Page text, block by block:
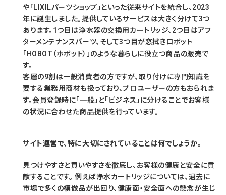
や「LIXILパーツショップ」といった従来サイトを統合し、2023
年に誕生しました。提供しているサービスは大きく分けて3つ
あります。1つ目は浄水器の交換用カートリッジ、2つ目はアフ
ターメンテナンスパーツ、そして3つ目が窓拭きロボット
「HOBOT（ホボット）」のような暮らしに役立つ商品の販売で
す。
客層の9割は一般消費者の方ですが、取り付けに専門知識を
要する業務用商材も扱っており、プロユーザーの方もおられま
す。会員登録時に「一般」と「ビジネス」に分けることでお客様
の状況に合わせた商品提供を行っています。
サイト運営で、特に大切にされていることは何でしょうか。
見つけやすさと買いやすさを徹底し、お客様の健康と安全に貢
献することです。 例えば浄水カートリッジについては、過去に
市場で多くの模倣品が出回り、健康面・安全面への懸念が生じ